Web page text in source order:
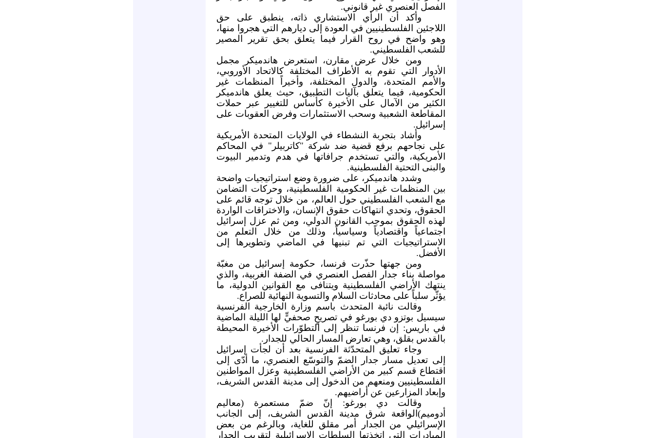
الفصل العنصري غير قانوني.
وأكد أن الرأي الاستشاري ذاته، ينطبق على حق
اللاجئين الفلسطينيين في العودة إلى ديارهم التي هجروا منها،
وهو واضح في روح القرار فيما يتعلق بحق تقرير المصير
للشعب الفلسطيني.
ومن خلال عرض مقارن، استعرض هاندميكر مجمل
الأدوار التي تقوم به الأطراف المختلفة كالاتحاد الأوروبي،
والأمم المتحدة، والدول المختلفة، وأخيراً المنظمات غير
الحكومية، فيما يتعلق بآليات التطبيق، حيث يعلق هاندميكر
الكثير من الآمال على الأخيرة كأساس للتغيير عبر حملات
المقاطعة الشعبية وسحب الاستثمارات وفرض العقوبات على
إسرائيل.
وأشاد بتجربة النشطاء في الولايات المتحدة الأمريكية
على نجاحهم برفع قضية ضد شركة "كاتربيلر" في المحاكم
الأمريكية، والتي تستخدم جرافاتها في هدم وتدمير البيوت
والبنى التحتية الفلسطينية.
وشدد هاندميكر، على ضرورة وضع استراتيجيات واضحة
بين المنظمات غير الحكومية الفلسطينية، وحركات التضامن
مع الشعب الفلسطيني حول العالم، من خلال توجه قائم على
الحقوق، وتحدي انتهاكات حقوق الإنسان، والاختراقات الواردة
لهذه الحقوق بموجب القانون الدولي، ومن ثم عزل إسرائيل
اجتماعياً واقتصادياً وسياسياً، وذلك من خلال التعلم من
الاستراتيجيات التي تم تبنيها في الماضي وتطويرها إلى
الأفضل.
ومن جهتها حذّرت فرنسا، حكومة إسرائيل من مغبّة
مواصلة بناء جدار الفصل العنصري في الضفة الغربية، والذي
ينتهك الأراضي الفلسطينية ويتنافى مع القوانين الدولية، ما
يؤثّر سلباً على محادثات السلام والتسوية النهائية للصراع.
وقالت نائبة المتحدث باسم وزارة الخارجية الفرنسية
سيسيل بوتزو دي بورغو في تصريحٍ صحفيٍّ لها الليلة الماضية
في باريس: إن فرنسا تنظر إلى التطوّرات الأخيرة المحيطة
بالقدس بقلق، وهي تعارض المسار الحالي للجدار.
وجاء تعليق المتحدّثة الفرنسية بعد أن لجأت إسرائيل
إلى تعديل مسار جدار الضمّ والتوسّع العنصري، ما أدّى إلى
اقتطاع قسم كبير من الأراضي الفلسطينية وعزل المواطنين
الفلسطينيين ومنعهم من الدخول إلى مدينة القدس الشريف،
وإبعاد المزارعين عن أراضيهم.
وقالت دي بورغو: إنّ ضمّ مستعمرة (معاليم
أدوميم)الواقعة شرق مدينة القدس الشريف، إلى الجانب
الإسرائيلي من الجدار أمر مقلق للغاية، وبالرغم من بعض
المبادرات التي اتخذتها السلطات الإسرائيلية لتقريب الجدار